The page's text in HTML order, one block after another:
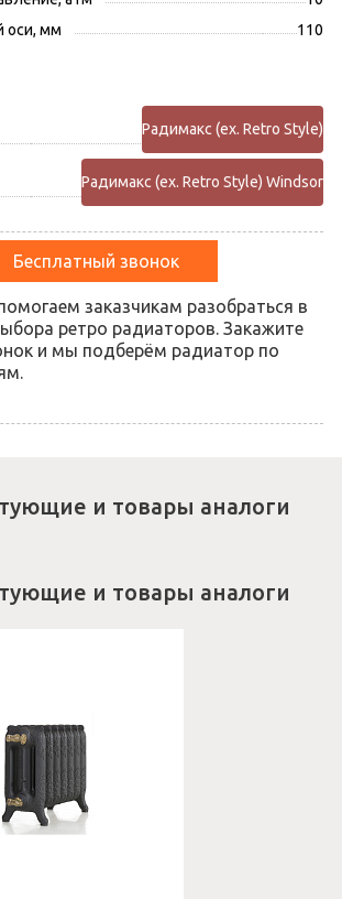
оси, мм
110
Радимакс (ex. Retro Style)
Радимакс (ex. Retro Style) Windsor
Бесплатный звонок
заказчикам разобраться в
ретро радиаторов. Закажите
и мы подберём радиатор по
и товары аналоги
и товары аналоги